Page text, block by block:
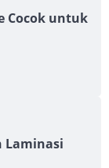
Cocok untuk
Laminasi